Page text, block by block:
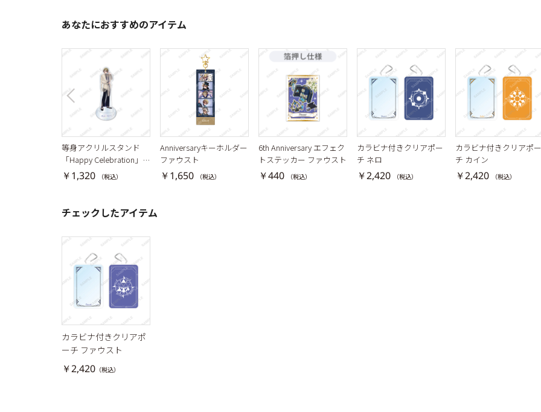
あなたにおすすめのアイテム
等身アクリルスタンド
「Happy Celebration」第
三弾 ファウスト
￥1,320 （税込）
Anniversaryキーホルダー
ファウスト
￥1,650 （税込）
6th Anniversary エフェク
トステッカー ファウスト
￥440 （税込）
カラビナ付きクリアポー
チ ネロ
￥2,420 （税込）
カラビナ付きクリアポー
チ カイン
￥2,420 （税込）
チェックしたアイテム
カラビナ付きクリアポ
ーチ ファウスト
￥2,420 （税込）